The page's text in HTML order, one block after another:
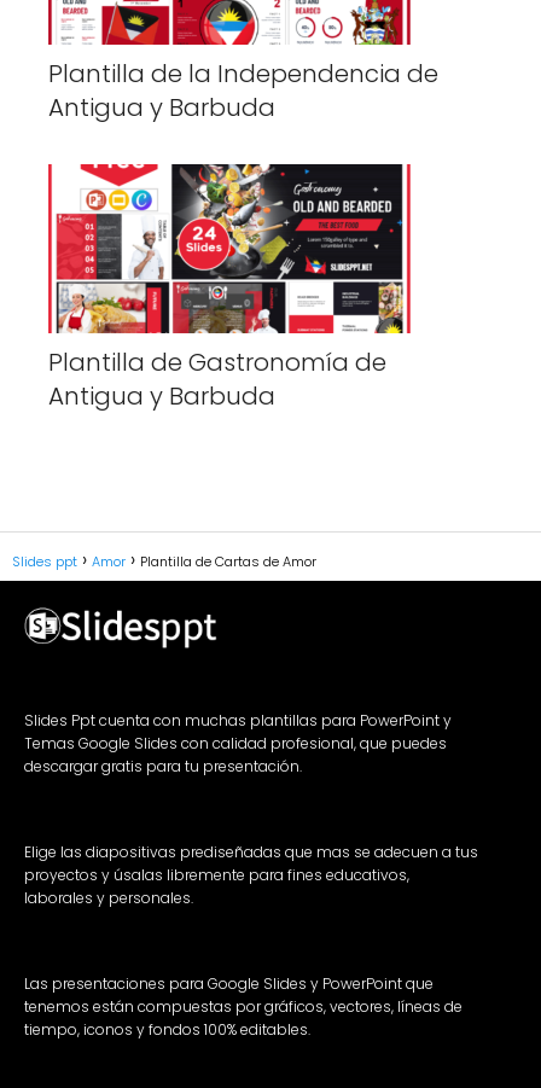
Plantilla de la Independencia de
Antigua y Barbuda
Plantilla de Gastronomía de
Antigua y Barbuda
Slides ppt Amor Plantilla de Cartas de Amor
Slides Ppt cuenta con muchas plantillas para PowerPoint y
Temas Google Slides con calidad profesional, que puedes
descargar gratis para tu presentación.
Elige las diapositivas prediseñadas que mas se adecuen a tus
proyectos y úsalas libremente para fines educativos,
laborales y personales.
Las presentaciones para Google Slides y PowerPoint que
tenemos están compuestas por gráficos, vectores, líneas de
tiempo, iconos y fondos 100% editables.